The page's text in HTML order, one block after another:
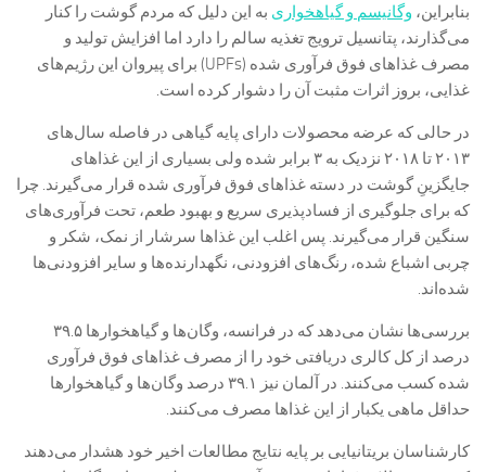
بنابراین، وگانیسم و گیاهخواری به این دلیل که مردم گوشت را کنار
می‌گذارند، پتانسیل ترویج تغذیه سالم را دارد اما افزایش تولید و
مصرف غذاهای فوق فرآوری شده (UPFs) برای پیروان این رژیم‌های
غذایی، بروز اثرات مثبت آن را دشوار کرده است.
در حالی که عرضه محصولات دارای پایه گیاهی در فاصله سال‌های
۲۰۱۳ تا ۲۰۱۸ نزدیک به ۳ برابر شده ولی بسیاری از این غذاهای
جایگزین‌ِ گوشت در دسته غذاهای فوق فرآوری شده قرار می‌گیرند. چرا
که برای جلوگیری از فسادپذیری سریع و بهبود طعم، تحت فرآوری‌های
سنگین قرار می‌گیرند. پس اغلب این غذاها سرشار از نمک، شکر و
چربی اشباع شده، رنگ‌های افزودنی‌، نگهدارنده‌ها و سایر افزودنی‌ها
شده‌اند.
بررسی‌ها نشان می‌دهد که در فرانسه، وگان‌ها و گیاهخوارها ۳۹.۵
درصد از کل کالری دریافتی خود را از مصرف غذاهای فوق فرآوری
شده کسب می‌کنند. در آلمان نیز ۳۹.۱ درصد وگان‌ها و گیاهخوارها
حداقل ماهی یکبار از این غذاها مصرف می‌کنند.
کارشناسان بریتانیایی بر پایه نتایج مطالعات اخیر خود هشدار می‌دهند